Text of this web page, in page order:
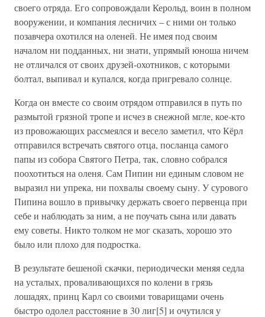
своего отряда. Его сопровождали Керольд, воин в полном
вооружении, и компания лесничих – с ними он только
позавчера охотился на оленей. Не имея под своим
началом ни подданных, ни знати, упрямый юноша ничем
не отличался от своих друзей-охотников, с которыми
болтал, выпивал и купался, когда пригревало солнце.
Когда он вместе со своим отрядом отправился в путь по
размытой грязной тропе и исчез в снежной мгле, кое-кто
из провожающих рассмеялся и весело заметил, что Кёрл
отправился встречать святого отца, посланца самого
папы из собора Святого Петра, так, словно собрался
поохотиться на оленя. Сам Пипин ни единым словом не
выразил ни упрека, ни похвалы своему сыну. У сурового
Пипина вошло в привычку держать своего первенца при
себе и наблюдать за ним, а не поучать сына или давать
ему советы. Никто толком не мог сказать, хорошо это
было или плохо для подростка.
В результате бешеной скачки, периодически меняя седла
на усталых, проваливающихся по колени в грязь
лошадях, принц Карл со своими товарищами очень
быстро одолел расстояние в 30 лиг[5] и очутился у